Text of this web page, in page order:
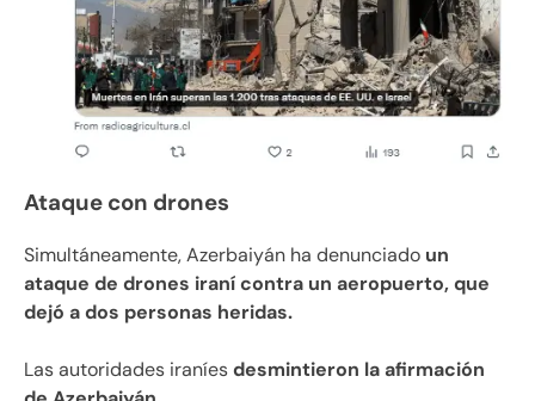
Ataque con drones
Simultáneamente, Azerbaiyán ha denunciado un
ataque de drones iraní contra un aeropuerto, que
dejó a dos personas heridas.
Las autoridades iraníesdesmintieron la afirmación